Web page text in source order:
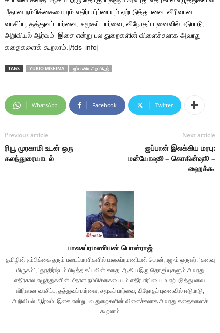
மீதான நம்பிக்கையையும் எதிர்பார்ப்பையும் ஏற்படுத்துபவை. விரிவான
வாசிப்பு, தத்துவப் பார்வை, சமூகப் பார்வை, விநோதப் புனைவில் ஈடுபாடு,
அறிவியல் ஆர்வம், இசை என்று பல துறைகளின் விளைச்சலாக அவரது
கதைகளைக் கூறலாம்.[/tds_info]
TAGS YUKIO MISHIMA ஜப்பானிய சிறப்பிதழ்
WhatsApp Facebook Twitter
Previous article
ரியூ முரகாமி உடன் ஒரு
கலந்துரையாடல்
Next article
ஜப்பான் இலக்கிய மரபு:
மன்யோஷூ – கொகின்ஷூ –
ஹைக்கூ
பாலசுப்ரமணியன் பொன்ராஜ்
தமிழின் நம்பிக்கை தரும் படைப்பாளிகளில் பாலசுப்ரமணியன் பொன்ராஜும் ஒருவர். ‘கனவு
மிருகம்’, ‘துரதிர்ஷ்டம் பிடித்த கப்பலின் கதை’ ஆகிய இரு தொகுப்புகளும் அவரது
எதிர்கால எழுத்துகளின் மீதான நம்பிக்கையையும் எதிர்பார்ப்பையும் ஏற்படுத்துபவை.
விரிவான வாசிப்பு, தத்துவப் பார்வை, சமூகப் பார்வை, விநோதப் புனைவில் ஈடுபாடு,
அறிவியல் ஆர்வம், இசை என்று பல துறைகளின் விளைச்சலாக அவரது கதைகளைக்
கூறலாம்